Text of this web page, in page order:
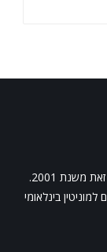
איגלו מתמחה בעיצוב ופיתוח מוצרים חדשניים ועושה זאת משנת 2001.
בינלאומי